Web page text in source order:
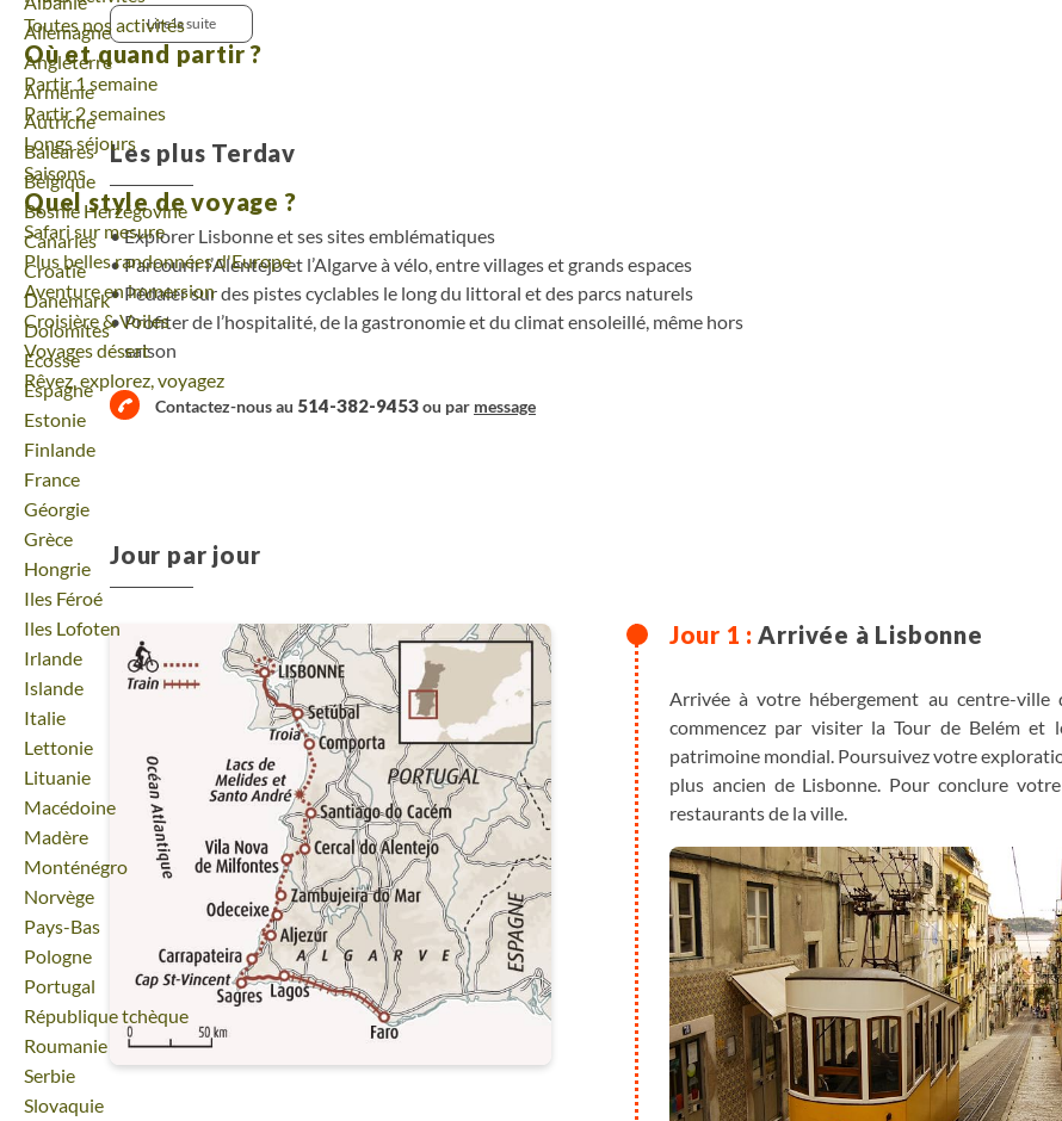
Voyage
Allemagne
Voyage
Angleterre
Voyage
Arménie
Voyage
Autriche
Voyage
Baléares
Voyage
Belgique
Voyage
Bosnie Herzégovine
Voyage
Canaries
Voyage
Croatie
Voyage
Danemark
Voyage
Dolomites
Voyage
Ecosse
Voyage
Espagne
Voyage
Estonie
Voyage
Finlande
Voyage
France
Voyage
Géorgie
Voyage
Grèce
Voyage
Hongrie
Voyage
Iles Féroé
Voyage
Iles Lofoten
Voyage
Irlande
Voyage
Islande
Voyage
Italie
Voyage
Lettonie
Voyage
Lituanie
Voyage
Macédoine
Voyage
Madère
Voyage
Monténégro
Voyage
Norvège
Voyage
Pays-Bas
Voyage
Pologne
Voyage
Portugal
Voyage
République tchèque
Voyage
Roumanie
Voyage
Serbie
Voyage
Slovaquie
Toutes nos activités
Où et quand partir ?
Partir 1 semaine
Partir 2 semaines
Longs séjours
Saisons
Quel style de voyage ?
Safari sur mesure
Plus belles randonnées d'Europe
Aventure en immersion
Croisière & Voiles
Voyages désert
Rêvez, explorez, voyagez
ancrées. Après le franchissement du fleuve Odeceixe, le parcours rejoint l’Algarve,
entre forêts, côtes découpées et villages colorés, jusqu’à Sagres et au cap Saint-
Vincent. Une itinérance équilibrée, entre nature, patrimoine et grands espaces.
Lire la suite
Les plus Terdav
Explorer Lisbonne et ses sites emblématiques
Parcourir l’Alentejo et l’Algarve à vélo, entre villages et grands espaces
Pédaler sur des pistes cyclables le long du littoral et des parcs naturels
Profiter de l’hospitalité, de la gastronomie et du climat ensoleillé, même hors
saison
Contactez-nous au 514-382-9453ou par message
Jour par jour
Arrivée à Lisbonne
Arrivée à votre hébergement au centre-ville
commencez par visiter la Tour de Belém et
patrimoine mondial. Poursuivez votre
plus ancien de Lisbonne. Pour conclure
restaurants de la ville.